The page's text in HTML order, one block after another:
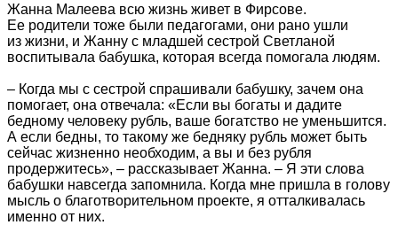
Жанна Малеева всю жизнь живет в Фирсове.
Ее родители тоже были педагогами, они рано ушли
из жизни, и Жанну с младшей сестрой Светланой
воспитывала бабушка, которая всегда помогала людям.
– Когда мы с сестрой спрашивали бабушку, зачем она
помогает, она отвечала: «Если вы богаты и дадите
бедному человеку рубль, ваше богатство не уменьшится.
А если бедны, то такому же бедняку рубль может быть
сейчас жизненно необходим, а вы и без рубля
продержитесь», – рассказывает Жанна. – Я эти слова
бабушки навсегда запомнила. Когда мне пришла в голову
мысль о благотворительном проекте, я отталкивалась
именно от них.